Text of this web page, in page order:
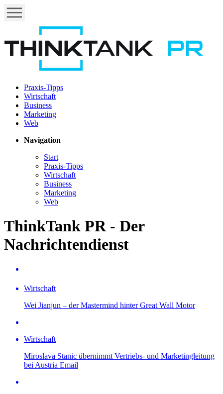
Praxis-Tipps
Wirtschaft
Business
Marketing
Web
Navigation
Start
Praxis-Tipps
Wirtschaft
Business
Marketing
Web
ThinkTank PR - Der
Nachrichtendienst
Wirtschaft
Wei Jianjun – der Mastermind hinter Great Wall Motor
Wirtschaft
Miroslava Stanic übernimmt Vertriebs- und Marketingleitung
bei Austria Email